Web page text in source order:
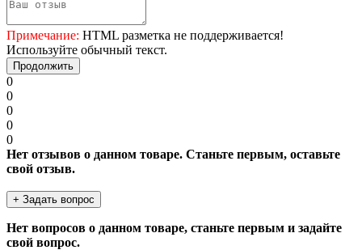
Примечание: HTML разметка не поддерживается!
Используйте обычный текст.
Продолжить
0
0
0
0
0
Нет отзывов о данном товаре. Станьте первым, оставьте
свой отзыв.
+ Задать вопрос
Нет вопросов о данном товаре, станьте первым и задайте
свой вопрос.